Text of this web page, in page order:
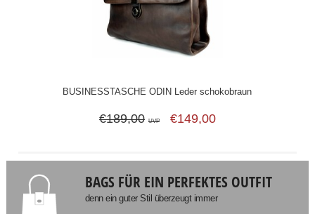
BUSINESSTASCHE ODIN Leder schokobraun
€189,00 UVP €149,00
BAGS FÜR EIN PERFEKTES OUTFIT
denn ein guter Stil überzeugt immer